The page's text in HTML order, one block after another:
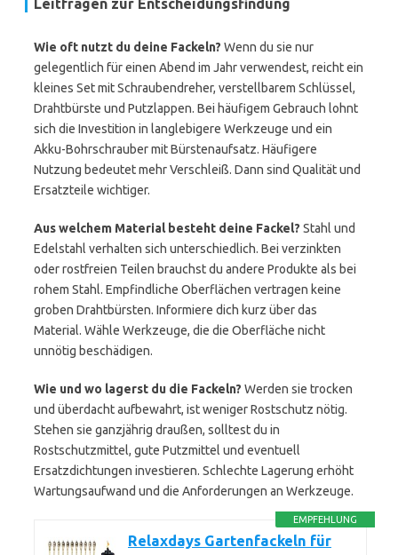
Leitfragen zur Entscheidungsfindung
Wie oft nutzt du deine Fackeln? Wenn du sie nur
gelegentlich für einen Abend im Jahr verwendest, reicht ein
kleines Set mit Schraubendreher, verstellbarem Schlüssel,
Drahtbürste und Putzlappen. Bei häufigem Gebrauch lohnt
sich die Investition in langlebigere Werkzeuge und ein
Akku-Bohrschrauber mit Bürstenaufsatz. Häufigere
Nutzung bedeutet mehr Verschleiß. Dann sind Qualität und
Ersatzteile wichtiger.
Aus welchem Material besteht deine Fackel? Stahl und
Edelstahl verhalten sich unterschiedlich. Bei verzinkten
oder rostfreien Teilen brauchst du andere Produkte als bei
rohem Stahl. Empfindliche Oberflächen vertragen keine
groben Drahtbürsten. Informiere dich kurz über das
Material. Wähle Werkzeuge, die die Oberfläche nicht
unnötig beschädigen.
Wie und wo lagerst du die Fackeln? Werden sie trocken
und überdacht aufbewahrt, ist weniger Rostschutz nötig.
Stehen sie ganzjährig draußen, solltest du in
Rostschutzmittel, gute Putzmittel und eventuell
Ersatzdichtungen investieren. Schlechte Lagerung erhöht
Wartungsaufwand und die Anforderungen an Werkzeuge.
EMPFEHLUNG
Relaxdays Gartenfackeln für